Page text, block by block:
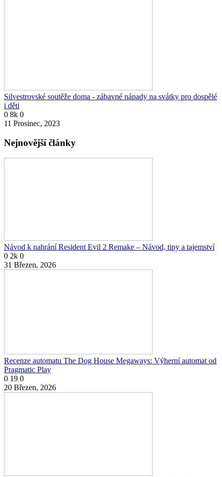
Silvestrovské soutěže doma - zábavné nápady na svátky pro dospělé
i děti
0 8k 0
11 Prosinec, 2023
Nejnovější články
Návod k nahrání Resident Evil 2 Remake – Návod, tipy a tajemství
0 2k 0
31 Březen, 2026
Recenze automatu The Dog House Megaways: Výherní automat od
Pragmatic Play
0 19 0
20 Březen, 2026